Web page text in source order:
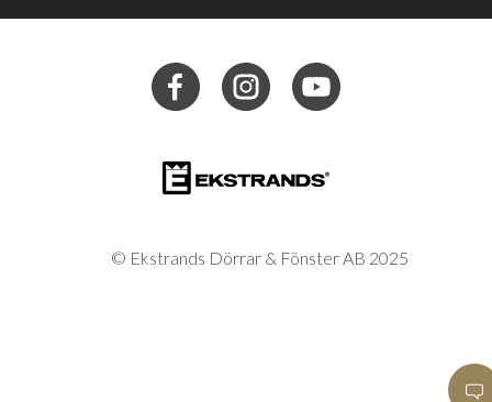
© Ekstrands Dörrar & Fönster AB 2025